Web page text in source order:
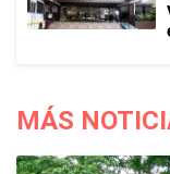
MÁS